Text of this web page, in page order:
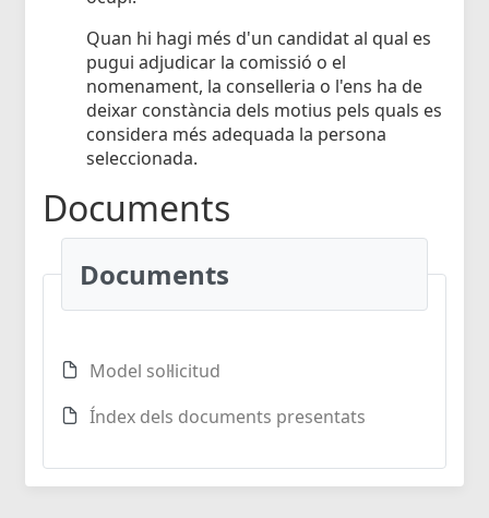
Quan hi hagi més d'un candidat al qual es
pugui adjudicar la comissió o el
nomenament, la conselleria o l'ens ha de
deixar constància dels motius pels quals es
considera més adequada la persona
seleccionada.
Documents
Documents
Model sol·licitud
Índex dels documents presentats